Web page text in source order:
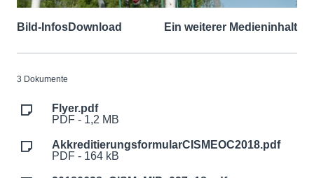
Bild-InfosDownload Ein weiterer Medieninhalt
3 Dokumente
Flyer.pdf
PDF - 1,2 MB
AkkreditierungsformularCISMEOC2018.pdf
PDF - 164 kB